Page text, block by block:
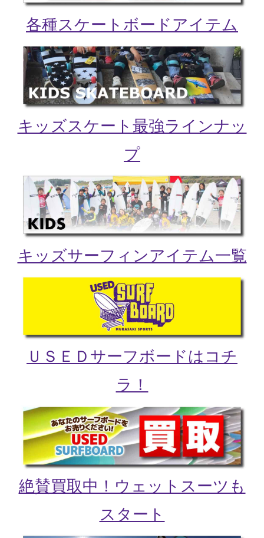
各種スケートボードアイテム
キッズスケート最強ラインナッ
プ
キッズサーフィンアイテム一覧
ＵＳＥＤサーフボードはコチ
ラ！
絶賛買取中！ウェットスーツも
スタート